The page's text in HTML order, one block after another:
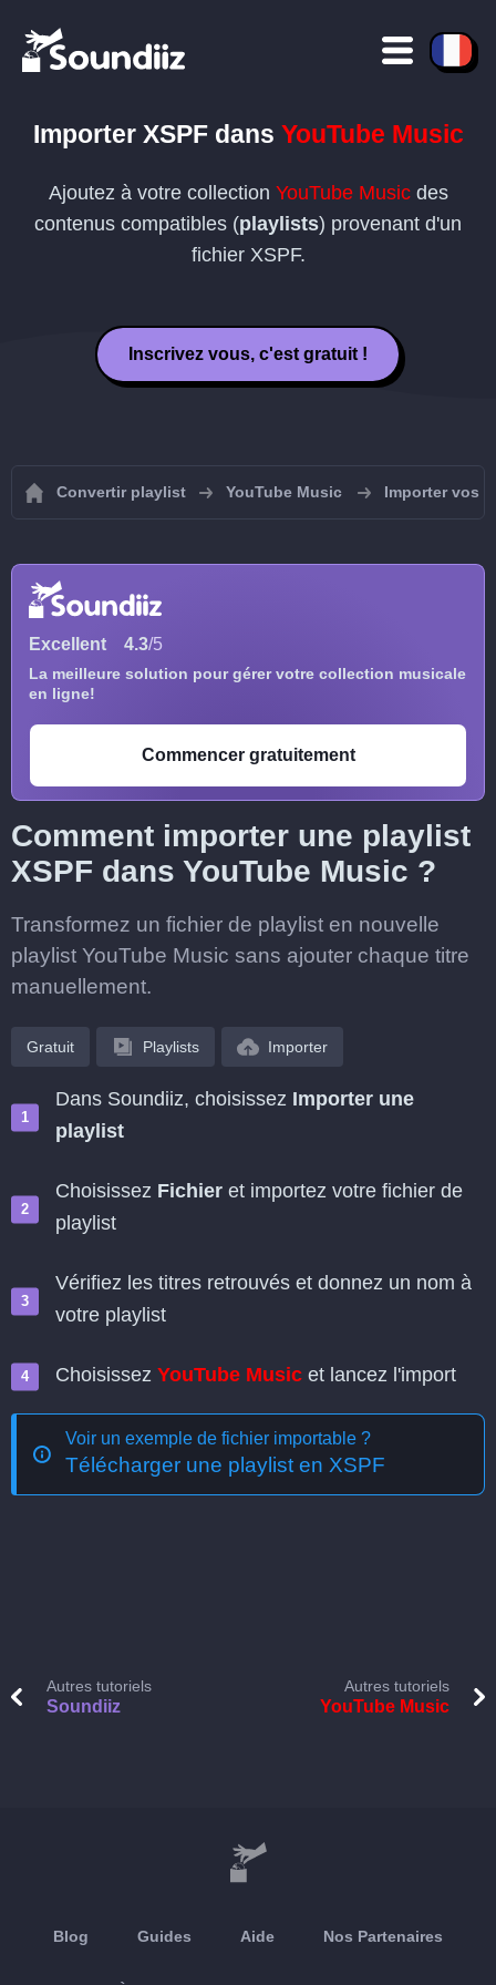
Importer XSPFdans YouTube Music
Ajoutez à votre collection YouTube Musicdes
contenus compatibles (playlists) provenant d'un
fichier XSPF.
Inscrivez vous, c'est gratuit !
Convertir playlist YouTube Music Importer vos
Excellent 4.3/5
La meilleure solution pour gérer votre collection musicale
en ligne!
Commencer gratuitement
Comment importer une playlist
XSPF dans YouTube Music ?
Transformez un fichier de playlist en nouvelle
playlist YouTube Music sans ajouter chaque titre
manuellement.
Gratuit Playlists Importer
Dans Soundiiz, choisissez Importer une
playlist
Choisissez Fichier et importez votre fichier de
playlist
Vérifiez les titres retrouvés et donnez un nom à
votre playlist
Choisissez YouTube Music et lancez l'import
Voir un exemple de fichier importable ?
Télécharger une playlist en XSPF
Autres tutoriels
Soundiiz
Autres tutoriels
YouTube Music
Blog Guides Aide Nos Partenaires